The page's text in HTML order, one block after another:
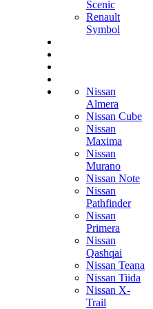
Scenic
Renault
Symbol
Nissan
Almera
Nissan Cube
Nissan
Maxima
Nissan
Murano
Nissan Note
Nissan
Pathfinder
Nissan
Primera
Nissan
Qashqai
Nissan Teana
Nissan Tiida
Nissan X-
Trail